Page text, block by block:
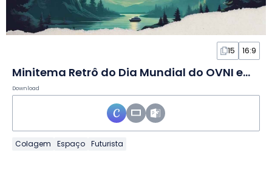
15 16:9
Minitema Retrô do Dia Mundial do OVNI em Slides
Download
Colagem Espaço Futurista